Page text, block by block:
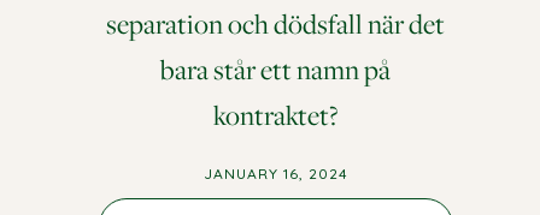
separation och dödsfall när det
bara står ett namn på
kontraktet?
JANUARY 16, 2024